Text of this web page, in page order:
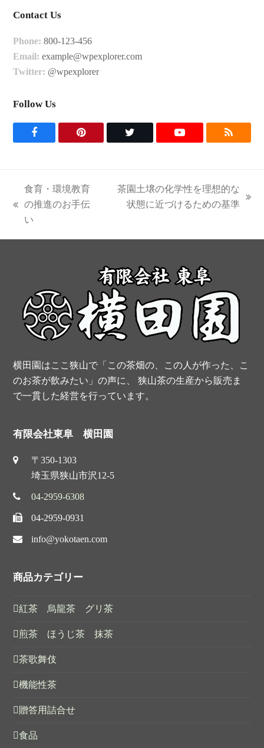
Contact Us
Phone: 800-123-456
Email: example@wpexplorer.com
Twitter: @wpexplorer
Follow Us
F
c
e
o
P
n
t
r
T
i
t
e
Y
u
t
b
R
S
previous
post:
食育・環境教育
の推進のお手伝
い
next
茶園土壌の化学性を理想的な
状態に近づけるための基準
横田園はここ狭山で「この茶畑の、この人が作った、こ
のお茶が飲みたい」の声に、 狭山茶の生産から販売ま
で一貫した経営を行っています。
有限会社東阜 横田園
〒350-1303
埼玉県狭山市沢12-5
04-2959-6308
04-2959-0931
info@yokotaen.com
商品カテゴリー
紅茶 烏龍茶 グリ茶
煎茶 ほうじ茶 抹茶
茶歌舞伎
機能性茶
贈答用詰合せ
食品